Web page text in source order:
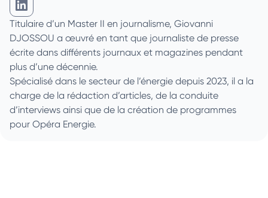
Giovanni Djossou sur Linkedin
Titulaire d’un Master II en journalisme, Giovanni
DJOSSOU a œuvré en tant que journaliste de presse
écrite dans différents journaux et magazines pendant
plus d’une décennie.
Spécialisé dans le secteur de l’énergie depuis 2023, il a la
charge de la rédaction d’articles, de la conduite
d’interviews ainsi que de la création de programmes
pour Opéra Energie.